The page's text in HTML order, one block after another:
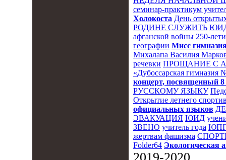
семинар-практикум
Холокоста День
РОДИНЕ СЛУЖИТЬ
афганской войны 250-
географии Мисс
Михалапа Василия
речевки ПРОЩАНИЕ С
«Дубоссарская гимназия
концерт, посвященный
РУССКОМУ ЯЗЫКУ
Открытие летнего
официальных языков
ЭВАКУАЦИЯ ЮИД
ЗВЕНО учитель года
жертвам фашизма
Folder64 Экологическая